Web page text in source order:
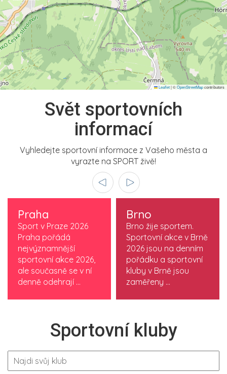
Leaflet|©OpenStreetMapcontributors
Svět sportovních
informací
Vyhledejte sportovní informace z Vašeho města a
vyrazte na SPORT živě!
Praha
Sport v Praze 2026
Praha pořádá
nejvýznamnější
sportovní akce 2026,
ale současně se v ní
denně odehrají ...
Brno
Brno žije sportem.
Sportovní akce v Brně
2026 jsou na denním
pořádku a sportovní
kluby v Brně jsou
zaměřeny ...
Sportovní kluby